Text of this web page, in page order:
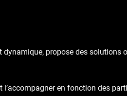
dynamique, propose des solutions
l’accompagner en fonction des